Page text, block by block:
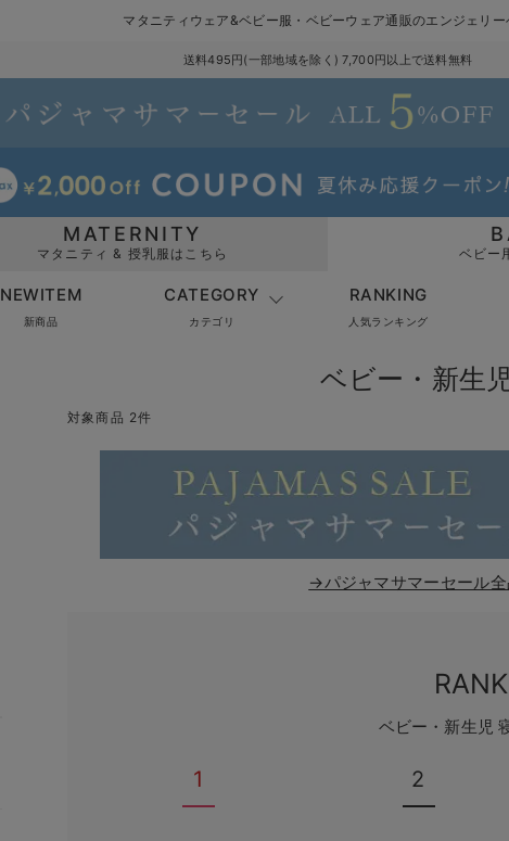
マタニティウェア&ベビー服・ベビーウェア通販のエンジェリー
送料495円(一部地域を除く) 7,700円以上で送料無料
MATERNITY
マタニティ & 授乳服はこちら ベビー
NEWITEM
新商品
CATEGORY
カテゴリ
RANKING
人気ランキング
ベビー・新生
対象商品 2件
→パジャマサマーセール
ベビー・新生児
1 2